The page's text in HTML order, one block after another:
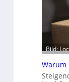
Bild:
Warum